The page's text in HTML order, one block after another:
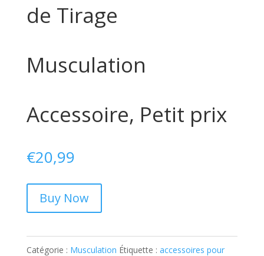
de Tirage
Musculation
Accessoire, Petit prix
€20,99
Buy Now
Catégorie : Musculation Étiquette : accessoires pour